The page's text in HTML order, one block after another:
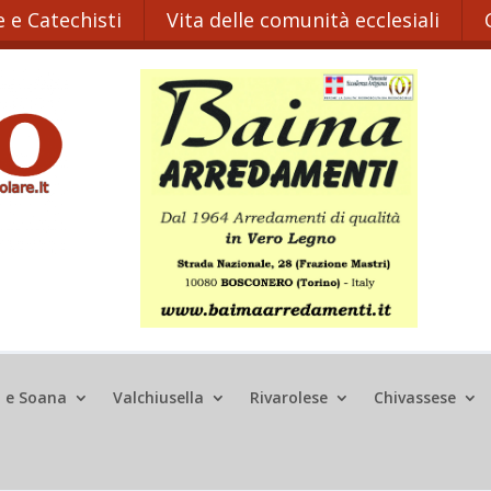
e Catechisti Vita delle comunità ecclesiali
e Soana Valchiusella Rivarolese Chivassese